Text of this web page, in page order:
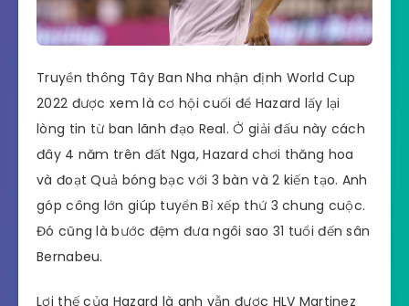
Truyền thông Tây Ban Nha nhận định World Cup
2022 được xem là cơ hội cuối để Hazard lấy lại
lòng tin từ ban lãnh đạo Real. Ở giải đấu này cách
đây 4 năm trên đất Nga, Hazard chơi thăng hoa
và đoạt Quả bóng bạc với 3 bàn và 2 kiến tạo. Anh
góp công lớn giúp tuyển Bỉ xếp thứ 3 chung cuộc.
Đó cũng là bước đệm đưa ngôi sao 31 tuổi đến sân
Bernabeu.
Lợi thế của Hazard là anh vẫn được HLV Martinez